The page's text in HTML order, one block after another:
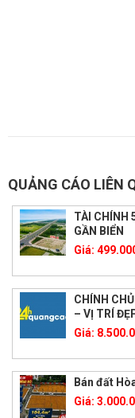
QUẢNG CÁO LIÊN
TÀI CHÍNH
GẦN BIỂN
Giá:
CHÍNH
– VỊ TRÍ
Giá:
Bán đất
Giá: